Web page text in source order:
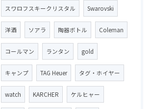
スワロフスキークリスタル Swarovski
洋酒 ソアラ 陶器ボトル Coleman
コールマン ランタン gold
キャンプ TAG Heuer タグ・ホイヤー
watch KARCHER ケルヒャー